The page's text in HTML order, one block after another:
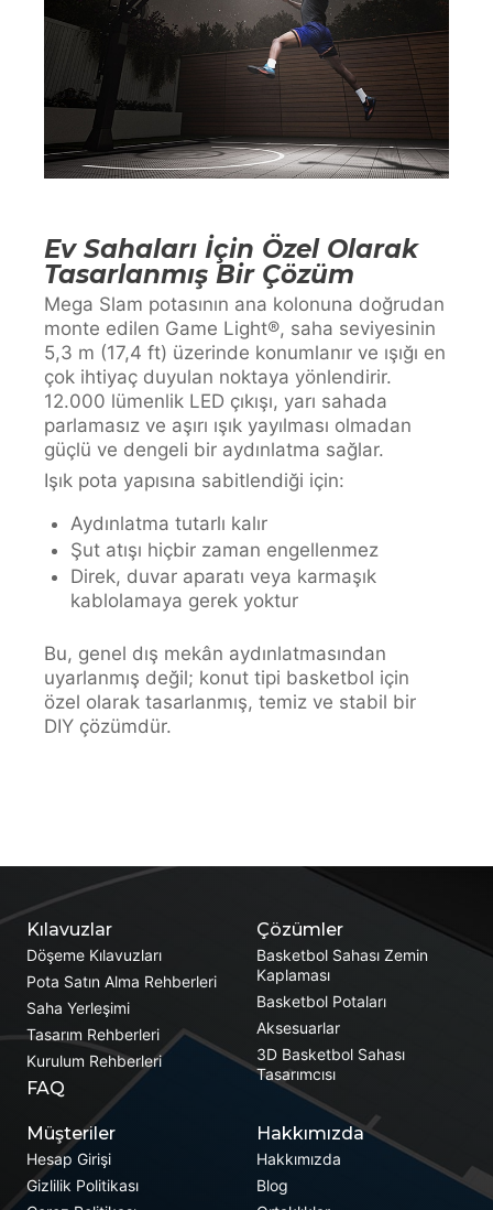
Ev Sahaları İçin Özel Olarak
Tasarlanmış Bir Çözüm
Mega Slam potasının ana kolonuna doğrudan
monte edilen Game Light®, saha seviyesinin
5,3 m (17,4 ft) üzerinde konumlanır ve ışığı en
çok ihtiyaç duyulan noktaya yönlendirir.
12.000 lümenlik LED çıkışı, yarı sahada
parlamasız ve aşırı ışık yayılması olmadan
güçlü ve dengeli bir aydınlatma sağlar.
Işık pota yapısına sabitlendiği için:
Aydınlatma tutarlı kalır
Şut atışı hiçbir zaman engellenmez
Direk, duvar aparatı veya karmaşık
kablolamaya gerek yoktur
Bu, genel dış mekân aydınlatmasından
uyarlanmış değil; konut tipi basketbol için
özel olarak tasarlanmış, temiz ve stabil bir
DIY çözümdür.
Çözümler
Basketbol Sahası Zemin
Kaplaması
Basketbol Potaları
Aksesuarlar
3D Basketbol Sahası
Tasarımcısı
Kılavuzlar
Döşeme Kılavuzları
Pota Satın Alma Rehberleri
Saha Yerleşimi
Tasarım Rehberleri
Kurulum Rehberleri
FAQ
Müşteriler
Hesap Girişi
Gizlilik Politikası
Hakkımızda
Hakkımızda
Blog